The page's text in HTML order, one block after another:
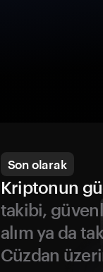
Son olarak
Kriptonun
takibi,
alım ya da
Cüzdan